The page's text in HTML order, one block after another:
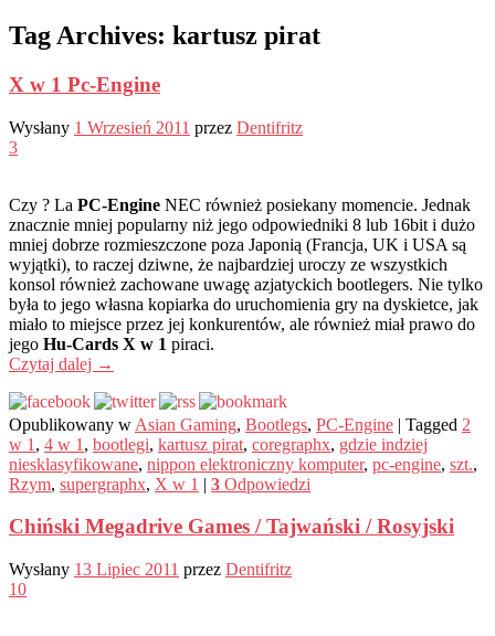
Tag Archives: kartusz pirat
X w 1 Pc-Engine
Wysłany 1 Wrzesień 2011 przez Dentifritz
3
Czy ? La PC-Engine NEC również posiekany momencie. Jednak
znacznie mniej popularny niż jego odpowiedniki 8 lub 16bit i dużo
mniej dobrze rozmieszczone poza Japonią (Francja, UK i USA są
wyjątki), to raczej dziwne, że najbardziej uroczy ze wszystkich
konsol również zachowane uwagę azjatyckich bootlegers. Nie tylko
była to jego własna kopiarka do uruchomienia gry na dyskietce, jak
miało to miejsce przez jej konkurentów, ale również miał prawo do
jego Hu-Cards X w 1 piraci.
Czytaj dalej →
Opublikowany w Asian Gaming, Bootlegs, PC-Engine | Tagged 2
w 1 , 4 w 1 , bootlegi, kartusz pirat, coregraphx, gdzie indziej
niesklasyfikowane, nippon elektroniczny komputer, pc-engine, szt.,
Rzym, supergraphx, X w 1 | 3 Odpowiedzi
Chiński Megadrive Games / Tajwański / Rosyjski
Wysłany 13 Lipiec 2011 przez Dentifritz
10